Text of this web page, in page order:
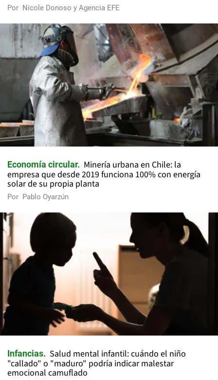
Por Nicole Donoso y Agencia EFE
Economía circular
Minería urbana en Chile: la
empresa que desde 2019 funciona 100% con energía
solar de su propia planta
Por Pablo Oyarzún
Infancias
Salud mental infantil: cuándo el niño
"callado" o "maduro" podría indicar malestar
emocional camuflado